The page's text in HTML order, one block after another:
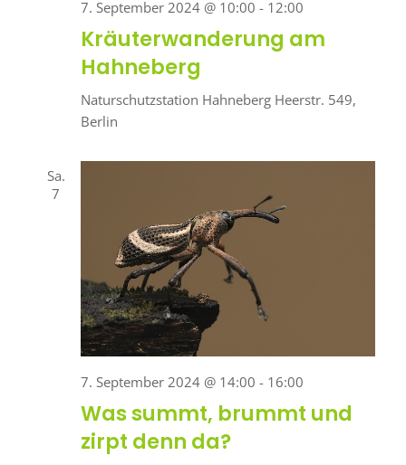
7. September 2024 @ 10:00 - 12:00
Kräuterwanderung am
Hahneberg
Naturschutzstation Hahneberg Heerstr. 549,
Berlin
Sa.
7
7. September 2024 @ 14:00 - 16:00
Was summt, brummt und
zirpt denn da?